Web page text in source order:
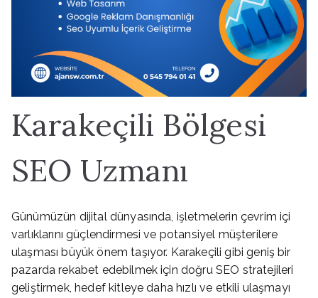
Karakeçili Bölgesi
SEO Uzmanı
Günümüzün dijital dünyasında, işletmelerin çevrim içi
varlıklarını güçlendirmesi ve potansiyel müşterilere
ulaşması büyük önem taşıyor. Karakeçili gibi geniş bir
pazarda rekabet edebilmek için doğru SEO stratejileri
geliştirmek, hedef kitleye daha hızlı ve etkili ulaşmayı